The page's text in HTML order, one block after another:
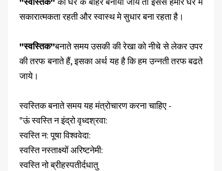
सकारात्मकता रहती और स्वास्थ मे सुधार बना रहता है।
"स्वस्तिक"बनाते समय उसकी की रेखा को नीचे से लेकर उपर
की तरफ बनाते हैं, इसका अर्थ यह है कि हम उन्नती तरफ बढते
जाये।
स्वस्तिक बनाते समय यह मंत्रोचारण करना चाहिए -
"ऊं स्वस्ति न इंद्रो वृध्दश्रवा:
स्वस्ति न: पूषा विश्ववेदा:
स्वस्ति नस्ताक्ष्यो‌ं अरिष्टनेमी:
स्वस्ति नो ब्रीहस्पतीर्दधातु